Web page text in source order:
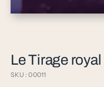
Le Tirage
SKU : 00011